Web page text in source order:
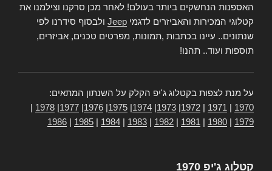
האספנות הנחשקים ביותר בעולם! לאחר מכן סרקנו וצילמנו את
קטלוגי המכירות והאביזרים לדגמי Jeep ולבסוף סידרנו לפי
שנתונים.. עיינו בכתבות ,תמונות, מפרטים טכנים, אביזרים,
תוספות ועוד.. תהנו!
על מנת לצפות בקטלוג ג'יפ הקלק על השנתון המתאים:
1970
1971
1972
1973
1974
1975
1976
1977
1978
1979
1980
1981
1982
1983
1984
1985
1986
קטלוג ג'יפ 1970